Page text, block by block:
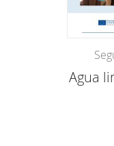
Agua